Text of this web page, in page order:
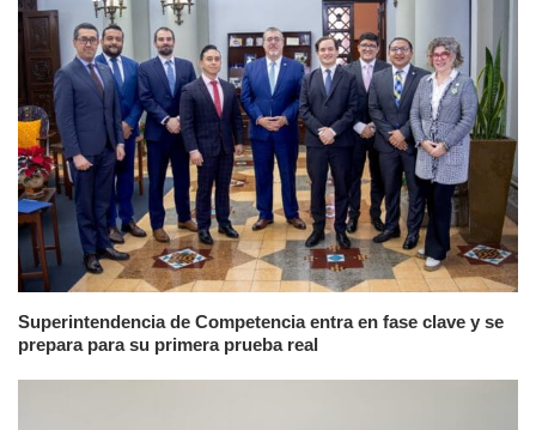
Superintendencia de Competencia entra en fase clave y se
prepara para su primera prueba real